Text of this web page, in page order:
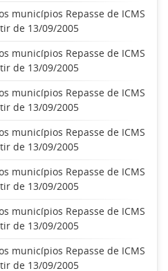
municípios Repasse de ICMS
de 13/09/2005
municípios Repasse de ICMS
de 13/09/2005
municípios Repasse de ICMS
de 13/09/2005
municípios Repasse de ICMS
de 13/09/2005
municípios Repasse de ICMS
de 13/09/2005
municípios Repasse de ICMS
de 13/09/2005
municípios Repasse de ICMS
de 13/09/2005